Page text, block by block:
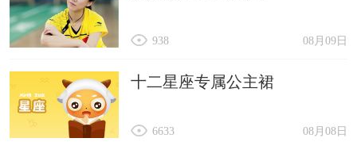
08月09日
938
十二星座专属公主裙
08月08日
6633